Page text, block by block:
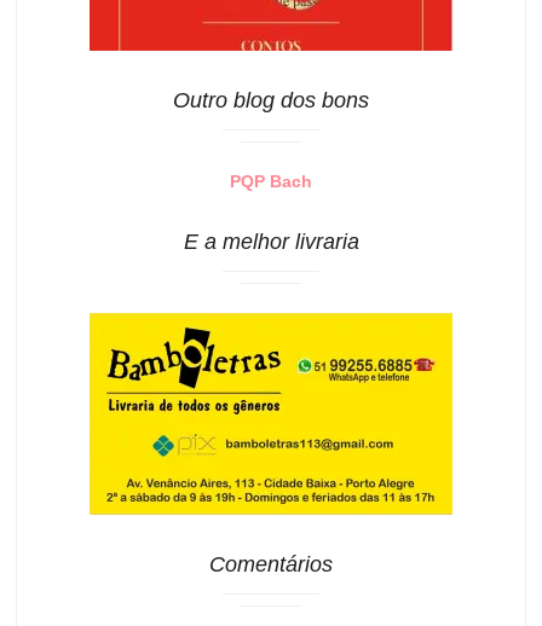
Outro blog dos bons
PQP Bach
E a melhor livraria
Comentários